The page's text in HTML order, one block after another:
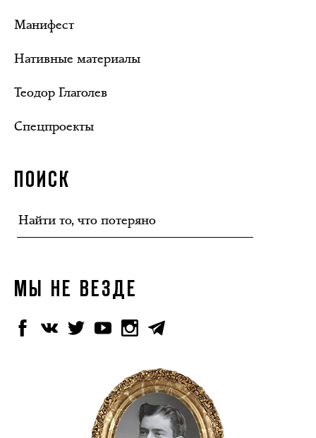
Манифест
Нативные материалы
Теодор Глаголев
Спецпроекты
ПОИСК
МЫ НЕ ВЕЗДЕ